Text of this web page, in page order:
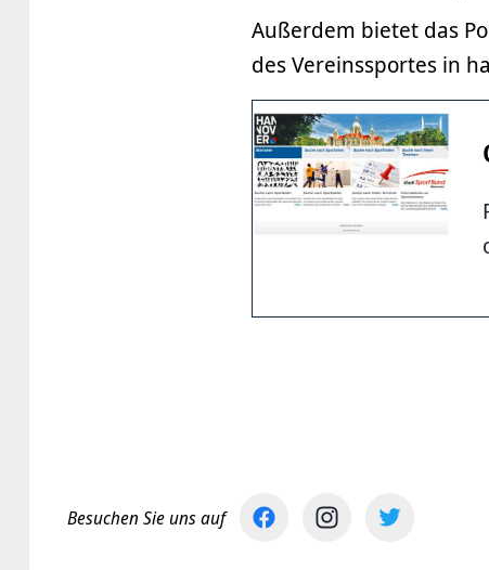
Außerdem bietet das
des Vereinssportes in
Besuchen Sie uns auf